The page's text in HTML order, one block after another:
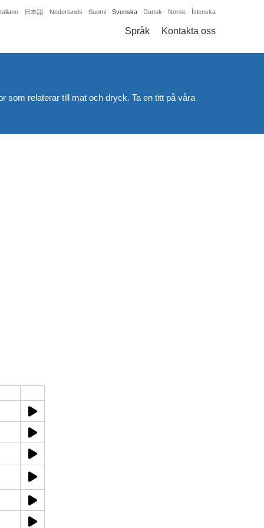
日本語 Nederlands Suomi Svenska Dansk Norsk Íslenska
Språk Kontakta oss
som relaterar till mat och dryck. Ta en titt på våra